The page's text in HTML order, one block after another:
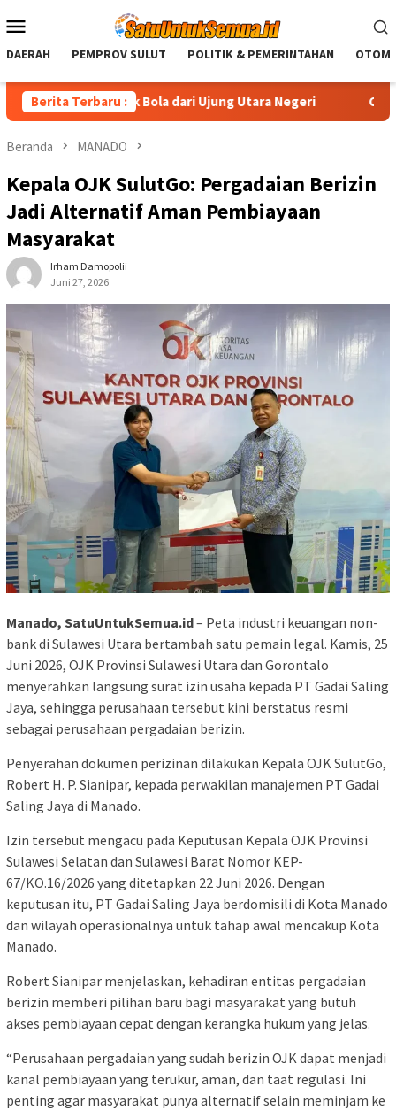
ke
Mobile
DAERAH PEMPROV SULUT POLITIK & PEMERINTAHAN
Berita Terbaru :
Sepak Bola dari Ujung Utara Negeri CEP Anggota
Beranda MANADO
Kepala OJK SulutGo: Pergadaian Berizin
Jadi Alternatif Aman Pembiayaan
Masyarakat
Irham Damopolii
Juni 27, 2026
Manado, SatuUntukSemua.id– Peta industri keuangan non-
bank di Sulawesi Utara bertambah satu pemain legal. Kamis, 25
Juni 2026, OJK Provinsi Sulawesi Utara dan Gorontalo
menyerahkan langsung surat izin usaha kepada PT Gadai Saling
Jaya, sehingga perusahaan tersebut kini berstatus resmi
sebagai perusahaan pergadaian berizin.
Penyerahan dokumen perizinan dilakukan Kepala OJK SulutGo,
Robert H. P. Sianipar, kepada perwakilan manajemen PT Gadai
Saling Jaya di Manado.
Izin tersebut mengacu pada Keputusan Kepala OJK Provinsi
Sulawesi Selatan dan Sulawesi Barat Nomor KEP-
67/KO.16/2026 yang ditetapkan 22 Juni 2026. Dengan
keputusan itu, PT Gadai Saling Jaya berdomisili di Kota Manado
dan wilayah operasionalnya untuk tahap awal mencakup Kota
Manado.
Robert Sianipar menjelaskan, kehadiran entitas pergadaian
berizin memberi pilihan baru bagi masyarakat yang butuh
akses pembiayaan cepat dengan kerangka hukum yang jelas.
“Perusahaan pergadaian yang sudah berizin OJK dapat menjadi
kanal pembiayaan yang terukur, aman, dan taat regulasi. Ini
penting agar masyarakat punya alternatif selain meminjam ke